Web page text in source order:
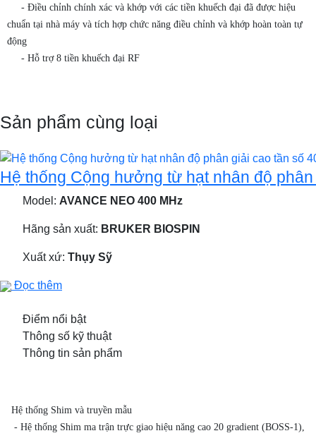
- Điều chỉnh chính xác và khớp với các tiền khuếch đại đã được hiệu
chuẩn tại nhà máy và tích hợp chức năng điều chỉnh và khớp hoàn toàn tự
động
- Hỗ trợ 8 tiền khuếch đại RF
Sản phẩm cùng loại
Hệ thống Cộng hưởng từ hạt nhân độ
Model: AVANCE NEO 400 MHz
Hãng sản xuất: BRUKER BIOSPIN
Xuất xứ: Thụy Sỹ
Đọc thêm
Điểm nổi bật
Thông số kỹ thuật
Thông tin sản phẩm
Hệ thống Shim và truyền mẫu
- Hệ thống Shim ma trận trực giao hiệu năng cao 20 gradient (BOSS-1),